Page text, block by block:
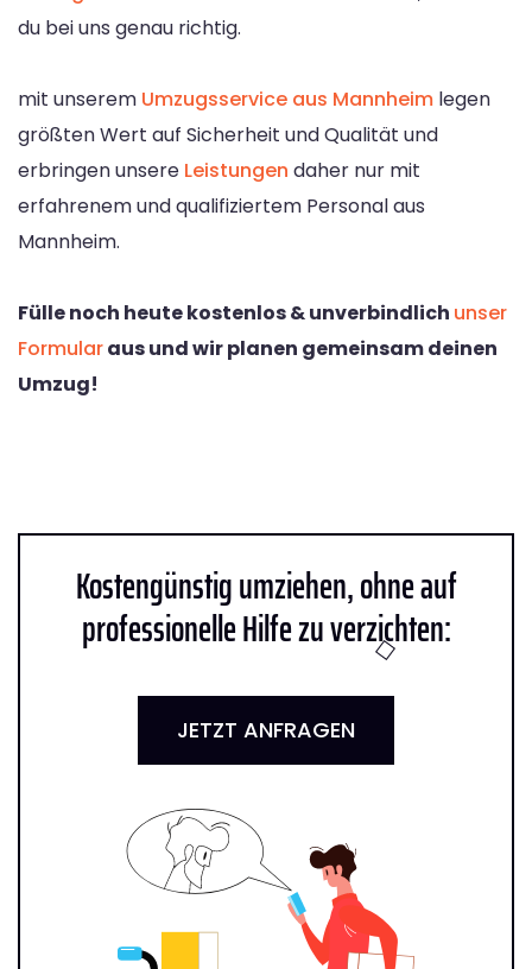
du bei uns genau richtig.
mit unserem Umzugsservice aus Mannheim legen
größten Wert auf Sicherheit und Qualität und
erbringen unsere Leistungen daher nur mit
erfahrenem und qualifiziertem Personal aus
Mannheim.
Fülle noch heute kostenlos & unverbindlich unser
Formularaus und wir planen gemeinsam deinen
Umzug!
Kostengünstig umziehen, ohne auf
professionelle Hilfe zu verzichten:
JETZT ANFRAGEN